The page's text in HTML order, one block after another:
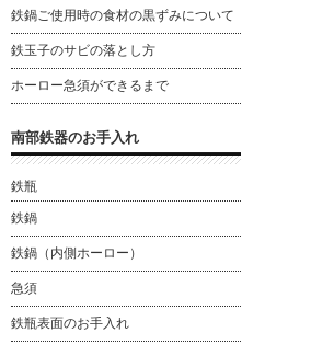
鉄鍋ご使用時の食材の黒ずみについて
鉄玉子のサビの落とし方
ホーロー急須ができるまで
南部鉄器のお手入れ
鉄瓶
鉄鍋
鉄鍋（内側ホーロー）
急須
鉄瓶表面のお手入れ